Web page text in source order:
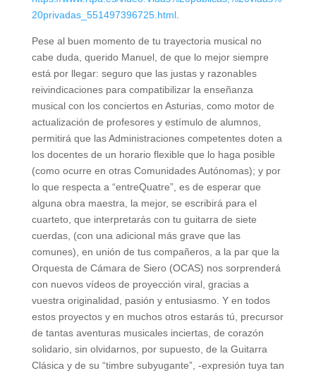
20privadas_551497396725.html.
Pese al buen momento de tu trayectoria musical no
cabe duda, querido Manuel, de que lo mejor siempre
está por llegar: seguro que las justas y razonables
reivindicaciones para compatibilizar la enseñanza
musical con los conciertos en Asturias, como motor de
actualización de profesores y estímulo de alumnos,
permitirá que las Administraciones competentes doten a
los docentes de un horario flexible que lo haga posible
(como ocurre en otras Comunidades Autónomas); y por
lo que respecta a “entreQuatre”, es de esperar que
alguna obra maestra, la mejor, se escribirá para el
cuarteto, que interpretarás con tu guitarra de siete
cuerdas, (con una adicional más grave que las
comunes), en unión de tus compañeros, a la par que la
Orquesta de Cámara de Siero (OCAS) nos sorprenderá
con nuevos vídeos de proyección viral, gracias a
vuestra originalidad, pasión y entusiasmo. Y en todos
estos proyectos y en muchos otros estarás tú, precursor
de tantas aventuras musicales inciertas, de corazón
solidario, sin olvidarnos, por supuesto, de la Guitarra
Clásica y de su “timbre subyugante”, -expresión tuya tan